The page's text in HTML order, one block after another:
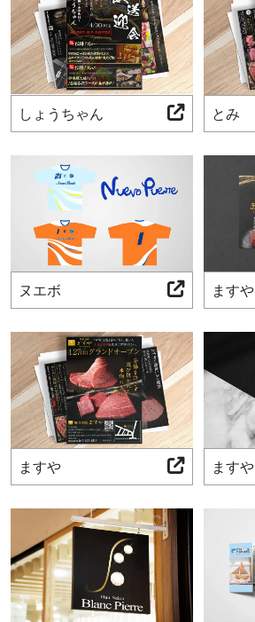
しょうちゃん とみ
ヌエボ ますや
ますや ますや